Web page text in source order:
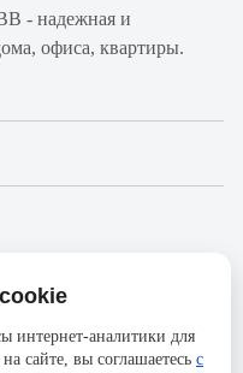
- надежная и
офиса, квартиры.
S803PV
чтобы иметь
могут отличаться от реального
АйДистрибьют не несёт
модели товаров фотографиям,
интернет-аналитики для
сайте, вы соглашаетесь с